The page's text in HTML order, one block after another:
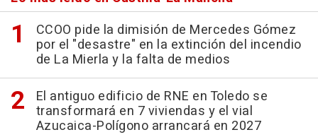
CCOO pide la dimisión de Mercedes Gómez
por el "desastre" en la extinción del incendio
de La Mierla y la falta de medios
El antiguo edificio de RNE en Toledo se
transformará en 7 viviendas y el vial
Azucaica-Polígono arrancará en 2027